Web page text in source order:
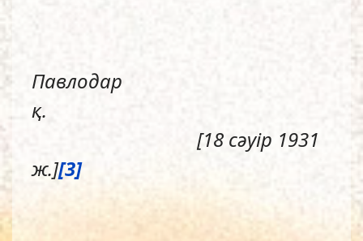
Павлодар
қ.
[18 сәуір 1931
ж.][3]